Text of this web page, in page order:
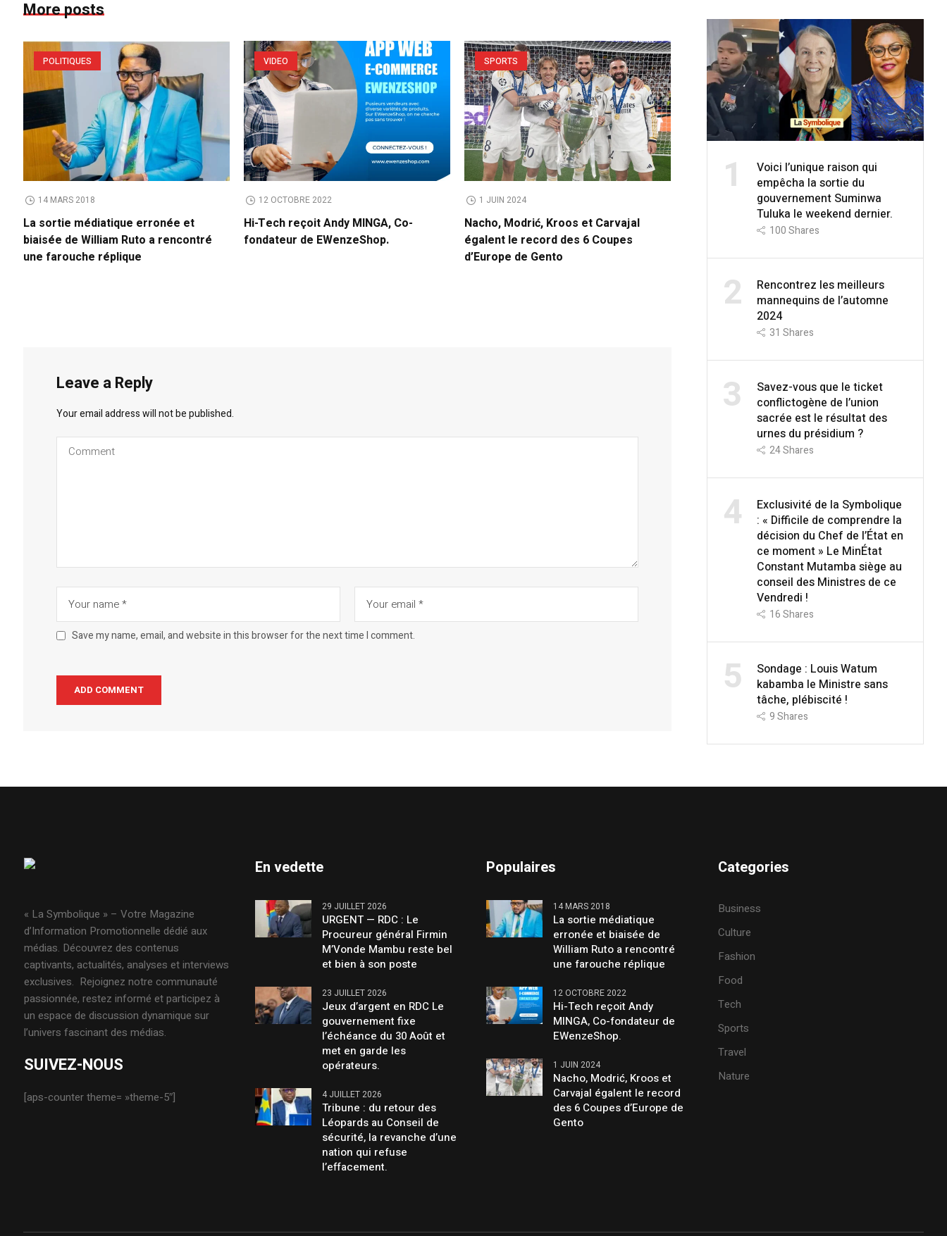
More posts
POLITIQUES
14 MARS 2018
La sortie médiatique erronée et
biaisée de William Ruto a rencontré
une farouche réplique
VIDEO
12 OCTOBRE 2022
Hi-Tech reçoit Andy MINGA, Co-
fondateur de EWenzeShop.
SPORTS
1 JUIN 2024
Nacho, Modrić, Kroos et Carvajal
égalent le record des 6 Coupes
d’Europe de Gento
Leave a Reply
Your email address will not be published.
Save my name, email, and website in this browser for the next time I comment.
1
Voici l’unique raison qui
empêcha la sortie du
gouvernement Suminwa
Tuluka le weekend dernier.
100Shares
2
Rencontrez les meilleurs
mannequins de l’automne
2024
31 Shares
3
Savez-vous que le ticket
conflictogène de l’union
sacrée est le résultat des
urnes du présidium ?
24Shares
4
Exclusivité de la Symbolique
: « Difficile de comprendre la
décision du Chef de l’État en
ce moment » Le MinÉtat
Constant Mutamba siège au
conseil des Ministres de ce
Vendredi !
16Shares
5
Sondage : Louis Watum
kabamba le Ministre sans
tâche, plébiscité !
9Shares
« La Symbolique » – Votre Magazine
d’Information Promotionnelle dédié aux
médias. Découvrez des contenus
captivants, actualités, analyses et interviews
exclusives. Rejoignez notre communauté
passionnée, restez informé et participez à
un espace de discussion dynamique sur
l’univers fascinant des médias.
SUIVEZ-NOUS
[aps-counter theme= »theme-5″]
En vedette
29 JUILLET 2026
URGENT — RDC : Le
Procureur général Firmin
M’Vonde Mambu reste bel
et bien à son poste
23 JUILLET 2026
Jeux d’argent en RDC Le
gouvernement fixe
l’échéance du 30 Août et
met en garde les
opérateurs.
4 JUILLET 2026
Tribune : du retour des
Léopards au Conseil de
sécurité, la revanche d’une
nation qui refuse
l’effacement.
Populaires
14 MARS 2018
La sortie médiatique
erronée et biaisée de
William Ruto a rencontré
une farouche réplique
12 OCTOBRE 2022
Hi-Tech reçoit Andy
MINGA, Co-fondateur de
EWenzeShop.
1 JUIN 2024
Nacho, Modrić, Kroos et
Carvajal égalent le record
des 6 Coupes d’Europe de
Gento
Categories
Business
Culture
Fashion
Food
Tech
Sports
Travel
Nature